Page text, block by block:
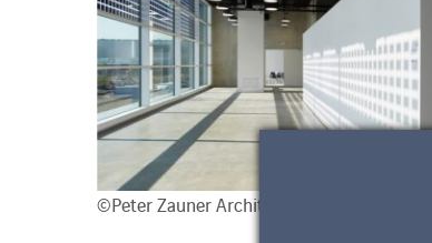
©Peter Zauner Architektur